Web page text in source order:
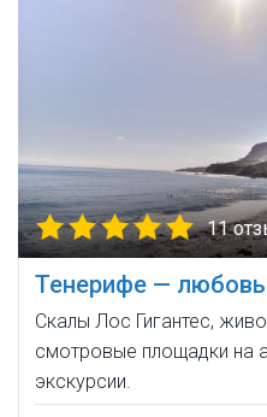
11
Тенерифе — любовь
Cкалы Лос Гигантес,
смотровые площадки на
экскурсии.